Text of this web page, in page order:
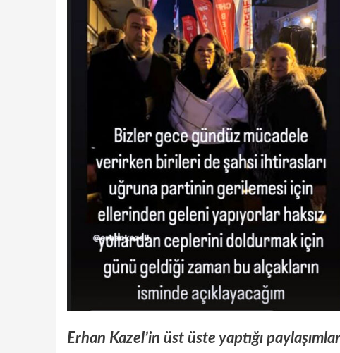
Erhan Kazel’in üst üste yaptığı